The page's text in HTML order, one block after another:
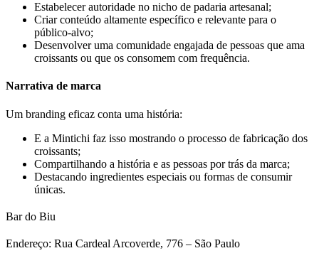
Estabelecer autoridade no nicho de padaria artesanal;
Criar conteúdo altamente específico e relevante para o
público-alvo;
Desenvolver uma comunidade engajada de pessoas que ama
croissants ou que os consomem com frequência.
Narrativa de marca
Um branding eficaz conta uma história:
E a Mintichi faz isso mostrando o processo de fabricação dos
croissants;
Compartilhando a história e as pessoas por trás da marca;
Destacando ingredientes especiais ou formas de consumir
únicas.
Bar do Biu
Endereço: Rua Cardeal Arcoverde, 776 – São Paulo